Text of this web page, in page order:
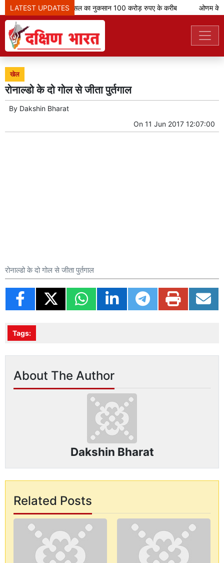
LATEST UPDATES
केरल में बारिश से फसल का नुकसान 100 करोड़ रुपए के करीब ओणम के
खेल
रोनाल्डो के दो गोल से जीता पुर्तगाल
By Dakshin Bharat
On 11 Jun 2017 12:07:00
रोनाल्डो के दो गोल से जीता पुर्तगाल
Tags:
About The Author
Dakshin Bharat
Related Posts